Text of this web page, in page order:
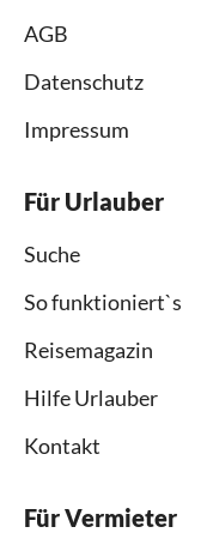
AGB
Datenschutz
Impressum
Für Urlauber
Suche
So funktioniert`s
Reisemagazin
Hilfe Urlauber
Kontakt
Für Vermieter